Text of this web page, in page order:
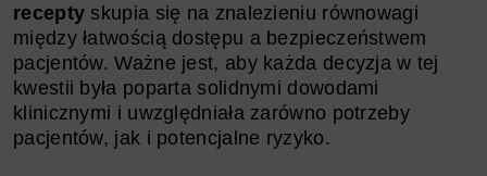
recepty skupia się na znalezieniu równowagi
między łatwością dostępu a bezpieczeństwem
pacjentów. Ważne jest, aby każda decyzja w tej
kwestii była poparta solidnymi dowodami
klinicznymi i uwzględniała zarówno potrzeby
pacjentów, jak i potencjalne ryzyko.